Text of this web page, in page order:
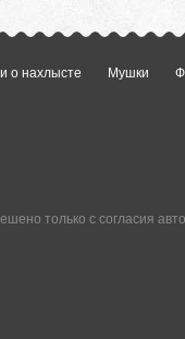
о нахлысте Мушки
только с согласия